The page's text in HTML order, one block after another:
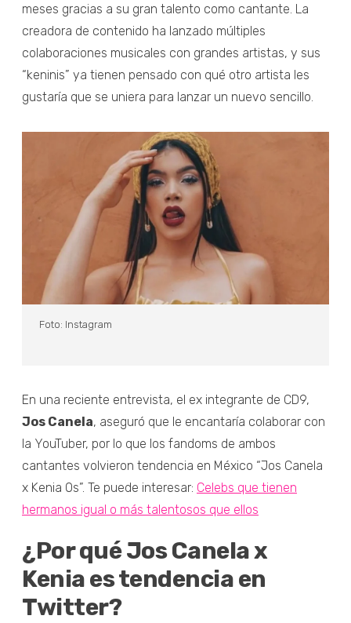
meses gracias a su gran talento como cantante. La
creadora de contenido ha lanzado múltiples
colaboraciones musicales con grandes artistas, y sus
“keninis” ya tienen pensado con qué otro artista les
gustaría que se uniera para lanzar un nuevo sencillo.
Foto: Instagram
En una reciente entrevista, el ex integrante de CD9,
Jos Canela, aseguró que le encantaría colaborar con
la YouTuber, por lo que los fandoms de ambos
cantantes volvieron tendencia en México “Jos Canela
x Kenia Os”. Te puede interesar: Celebs que tienen
hermanos igual o más talentosos que ellos
¿Por qué Jos Canela x
Kenia es tendencia en
Twitter?